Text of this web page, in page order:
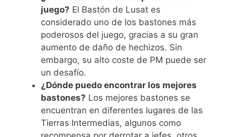
juego? El Bastón de Lusat es
considerado uno de los bastones más
poderosos del juego, gracias a su gran
aumento de daño de hechizos. Sin
embargo, su alto coste de PM puede ser
un desafío.
¿Dónde puedo encontrar los mejores
bastones? Los mejores bastones se
encuentran en diferentes lugares de las
Tierras Intermedias, algunos como